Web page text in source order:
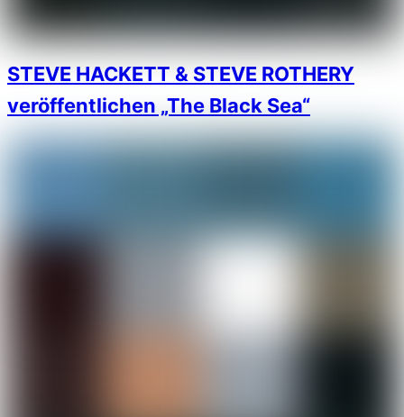
STEVE HACKETT & STEVE ROTHERY
veröffentlichen „The Black Sea“